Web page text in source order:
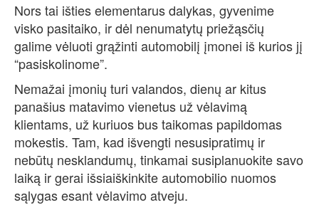
Nors tai išties elementarus dalykas, gyvenime
visko pasitaiko, ir dėl nenumatytų priežąsčių
galime vėluoti grąžinti automobilį įmonei iš kurios jį
“pasiskolinome”.
Nemažai įmonių turi valandos, dienų ar kitus
panašius matavimo vienetus už vėlavimą
klientams, už kuriuos bus taikomas papildomas
mokestis. Tam, kad išvengti nesusipratimų ir
nebūtų nesklandumų, tinkamai susiplanuokite savo
laiką ir gerai išsiaiškinkite automobilio nuomos
sąlygas esant vėlavimo atveju.